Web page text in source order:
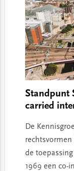
Standpunt
carried
De
de
1969 een co-